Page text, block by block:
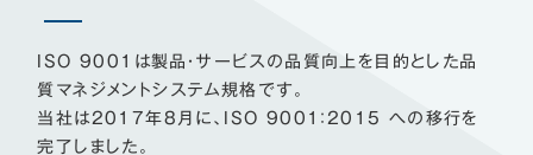
ISO 9001は製品・サービスの品質向上を目的とした品
質マネジメントシステム規格です。
当社は2017年8月に、ISO 9001：2015 への移行を
完了しました。